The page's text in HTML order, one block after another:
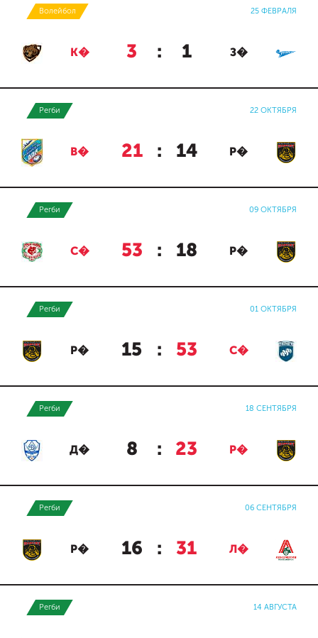
Волейбол 25 ФЕВРАЛЯ
К� 3 : 1 З�
Регби 22 ОКТЯБРЯ
В� 21 : 14 Р�
Регби 09 ОКТЯБРЯ
С� 53 : 18 Р�
Регби 01 ОКТЯБРЯ
Р� 15 : 53 С�
Регби 18 СЕНТЯБРЯ
Д� 8 : 23 Р�
Регби 06 СЕНТЯБРЯ
Р� 16 : 31 Л�
Регби 14 АВГУСТА